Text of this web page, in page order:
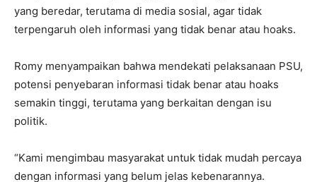
yang beredar, terutama di media sosial, agar tidak
terpengaruh oleh informasi yang tidak benar atau hoaks.
Romy menyampaikan bahwa mendekati pelaksanaan PSU,
potensi penyebaran informasi tidak benar atau hoaks
semakin tinggi, terutama yang berkaitan dengan isu
politik.
“Kami mengimbau masyarakat untuk tidak mudah percaya
dengan informasi yang belum jelas kebenarannya.